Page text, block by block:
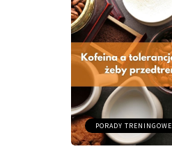
PORADY TRENINGOWE